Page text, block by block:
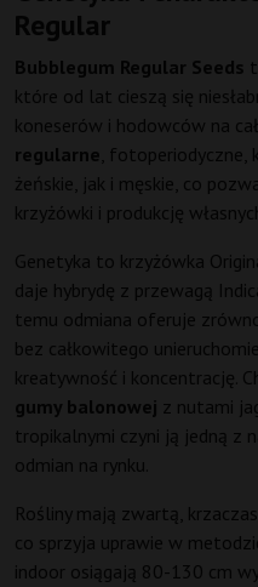
Regular
Bubblegum Regular Seeds
które od lat cieszą się
koneserów i hodowców na
regularne ,
żeńskie, jak i męskie, co
krzyżówki i produkcję
Genetyka to krzyżówka
daje hybrydę z przewagą
temu odmiana oferuje
bez całkowitego
kreatywność i koncentrację.
gumy balonowej z nutami
tropikalnymi czyni ją jedną z
odmian na rynku.
Rośliny mają zwartą,
co sprzyja uprawie w
indoor osiągają 80-130 cm